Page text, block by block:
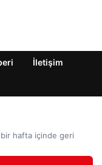
İletişim
bir hafta içinde geri